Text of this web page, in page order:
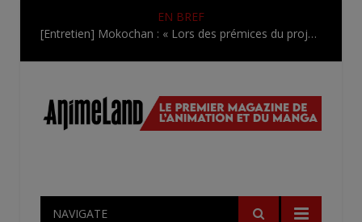
EN BREF
[Entretien] Mokochan : « Lors des prémices du projet, il était déjà demandé de suivre au mieux le manga originel.»
NAVIGATE